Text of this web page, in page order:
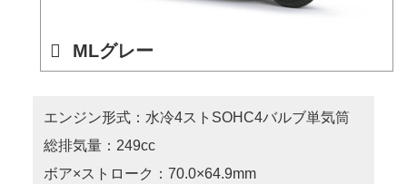
MLグレー
エンジン形式：水冷4ストSOHC4バルブ単気筒
総排気量：249cc
ボア×ストローク：70.0×64.9mm